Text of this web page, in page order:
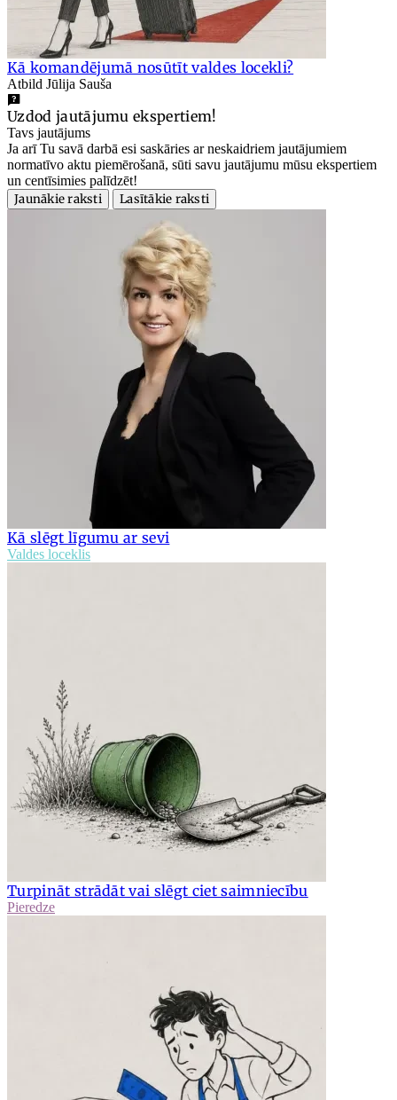
Kā komandējumā nosūtīt valdes locekli?
Atbild Jūlija Sauša
Uzdod jautājumu ekspertiem!
Tavs jautājums
Ja arī Tu savā darbā esi saskāries ar neskaidriem jautājumiem
normatīvo aktu piemērošanā, sūti savu jautājumu mūsu ekspertiem
un centīsimies palīdzēt!
Jaunākie raksti
Lasītākie raksti
Kā slēgt līgumu ar sevi
Valdes loceklis
Turpināt strādāt vai slēgt ciet saimniecību
Pieredze